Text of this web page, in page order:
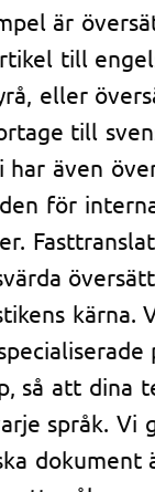
är
till
eller
till
har även
för
kärna.
så att dina
språk. Vi
dokument